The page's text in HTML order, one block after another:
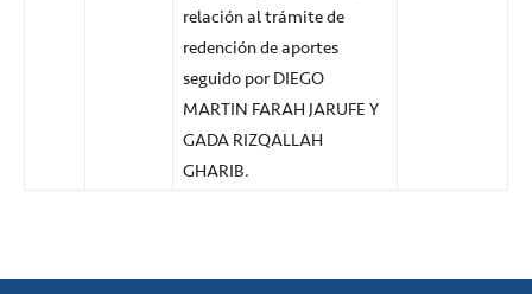
relación al trámite de
redención de aportes
seguido por DIEGO
MARTIN FARAH JARUFE Y
GADA RIZQALLAH
GHARIB.